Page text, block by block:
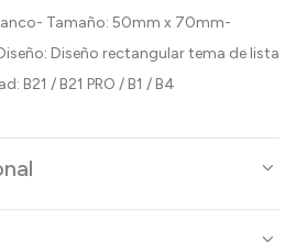
Tamaño: 50mm x 70mm-
Diseño rectangular tema de lista
B21 / B21 PRO / B1 / B4